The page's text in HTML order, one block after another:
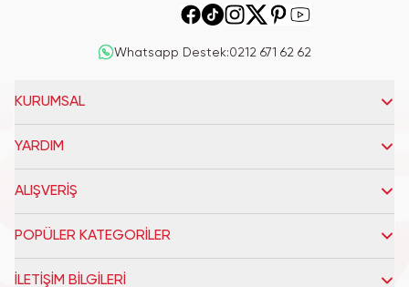
Whatsapp Destek:0212 671 62 62
KURUMSAL
YARDIM
ALIŞVERİŞ
POPÜLER KATEGORİLER
İLETİŞİM BİLGİLERİ